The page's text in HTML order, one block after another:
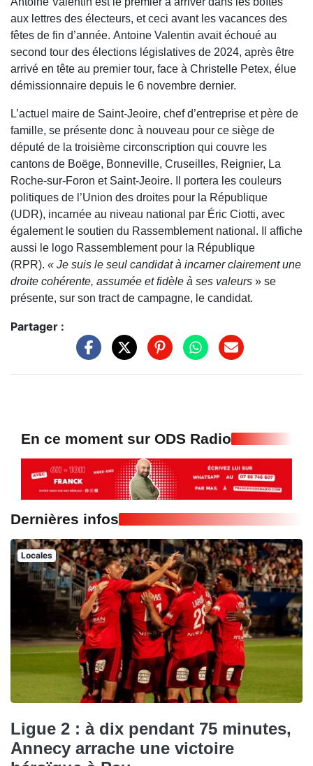
aux lettres des électeurs, et ceci avant les vacances des
fêtes de fin d’année. Antoine Valentin avait échoué au
second tour des élections législatives de 2024, après être
arrivé en tête au premier tour, face à Christelle Petex, élue
démissionnaire depuis le 6 novembre dernier.
L’actuel maire de Saint-Jeoire, chef d’entreprise et père de
famille, se présente donc à nouveau pour ce siège de
député de la troisième circonscription qui couvre les
cantons de Boëge, Bonneville, Cruseilles, Reignier, La
Roche-sur-Foron et Saint-Jeoire. Il portera les couleurs
politiques de l’Union des droites pour la République
(UDR), incarnée au niveau national par Éric Ciotti, avec
également le soutien du Rassemblement national. Il affiche
aussi le logo Rassemblement pour la République
(RPR). « Je suis le seul candidat à incarner clairement une
droite cohérente, assumée et fidèle à ses valeurs » se
présente, sur son tract de campagne, le candidat.
Partager :
En ce moment sur ODS Radio
Dernières infos
Locales
Ligue 2 : à dix pendant 75 minutes,
Annecy arrache une victoire